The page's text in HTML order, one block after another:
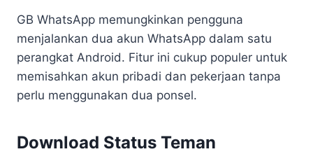
GB WhatsApp memungkinkan pengguna
menjalankan dua akun WhatsApp dalam satu
perangkat Android. Fitur ini cukup populer untuk
memisahkan akun pribadi dan pekerjaan tanpa
perlu menggunakan dua ponsel.
Download Status Teman